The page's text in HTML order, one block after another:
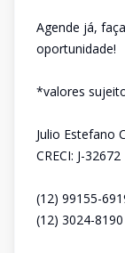
Agende já,
oportunidade!
*valores
Julio Estefano
CRECI: J-32672
(12) 99155-
(12) 3024-8190